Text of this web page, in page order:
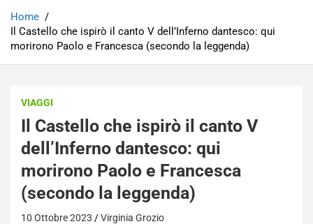
Home
Il Castello che ispirò il canto V dell’Inferno dantesco: qui
morirono Paolo e Francesca (secondo la leggenda)
VIAGGI
Il Castello che ispirò il canto V
dell’Inferno dantesco: qui
morirono Paolo e Francesca
(secondo la leggenda)
10 Ottobre 2023 Virginia Grozio